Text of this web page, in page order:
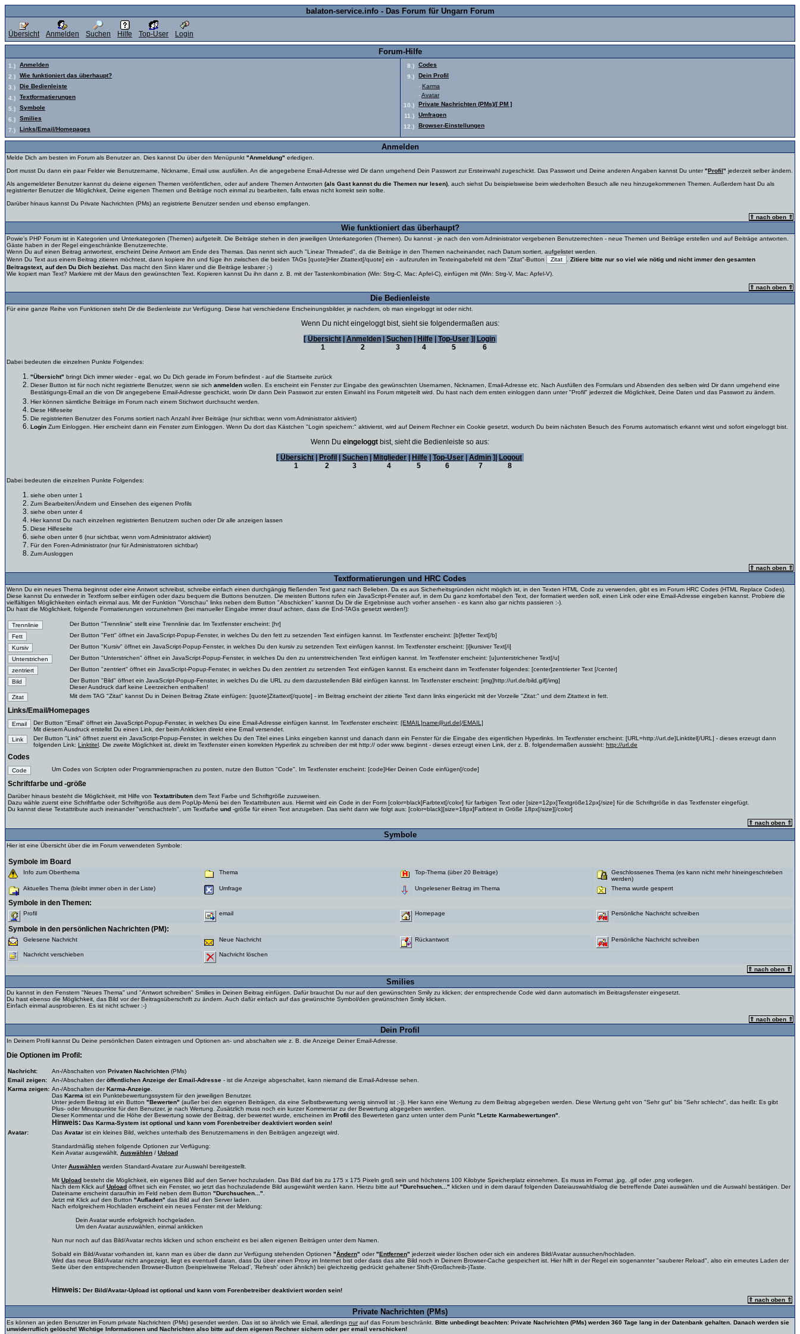
balaton-service.info - Das Forum für Ungarn Forum
Übersicht Anmelden Suchen Hilfe Top-User Login
Forum-Hilfe
1.)
Anmelden
2.)
Wie funktioniert das überhaupt?
3.)
Die Bedienleiste
4.)
Textformatierungen
5.)
Symbole
6.)
Smilies
7.)
Links/Email/Homepages
8.)
Codes
9.)
Dein Profil
- Karma
-Avatar
10.)
Private Nachrichten (PMs)/[ PM ]
11.)
Umfragen
12.)
Browser-Einstellungen
Anmelden
Melde Dich am besten im Forum als Benutzer an. Dies kannst Du über den Menüpunkt "Anmeldung" erledigen.
Dort musst Du dann ein paar Felder wie Benutzername, Nickname, Email usw. ausfüllen. An die angegebene Email-Adresse wird Dir dann umgehend Dein Passwort zur Ersteinwahl zugeschickt. Das Passwort und Deine anderen Angaben kannst Du unter"Profil" jederzeit selber ändern.
Als angemeldeter Benutzer kannst du deiene eigenen Themen veröfentlichen, oder auf andere Themen Antworten (als Gast kannst du die Themen nur lesen) , auch siehst Du beispielsweise beim wiederholten Besuch alle neu hinzugekommenen Themen. Außerdem hast Du als
registrierter Benutzer die Möglichkeit, Deine eigenen Themen und Beiträge noch einmal zu bearbeiten, falls etwas nicht korrekt sein sollte.
Darüber hinaus kannst Du Private Nachrichten (PMs) an registrierte Benutzer senden und ebenso empfangen.
⇑ nach oben ⇑
Wie funktioniert das überhaupt?
Powie's PHP Forum ist in Kategorien und Unterkategorien (Themen) aufgeteilt. Die Beiträge stehen in den jeweiligen Unterkategorien (Themen). Du kannst - je nach den vom Administrator vergebenen Benutzerrechten - neue Themen und Beiträge erstellen und auf Beiträge antworten.
Gäste haben in der Regel eingeschränkte Benutzerrechte.
Wenn Du auf einen Beitrag antwortest, erscheint Deine Antwort am Ende des Themas. Das nennt sich auch "Linear Threaded", da die Beiträge in den Themen nacheinander, nach Datum sortiert, aufgelistet werden.
Wenn Du Text aus einem Beitrag zitieren möchtest, dann kopiere ihn und füge ihn zwischen die beiden TAGs [quote]Hier Zitattext[/quote] ein - aufzurufen im Texteingabefeld mit dem "Zitat"-Button
Zitiere bitte nur so viel wie nötig und nicht immer den gesamten
Beitragstext, auf den Du Dich beziehst. Das macht den Sinn klarer und die Beiträge lesbarer ;-)
Wie kopiert man Text? Markiere mit der Maus den gewünschten Text. Kopieren kannst Du ihn dann z. B. mit der Tastenkombination (Win: Strg-C, Mac: Apfel-C), einfügen mit (Win: Strg-V, Mac: Apfel-V).
⇑ nach oben ⇑
Die Bedienleiste
Für eine ganze Reihe von Funktionen steht Dir die Bedienleiste zur Verfügung. Diese hat verschiedene Erscheinungsbilder, je nachdem, ob man eingeloggt ist oder nicht.
Wenn Du nicht eingeloggt bist, sieht sie folgendermaßen aus:
[ Übersicht Anmelden Suchen Hilfe Top-User]
Login
1
2 3 4 5 6
Dabei bedeuten die einzelnen Punkte Folgendes:
"Übersicht" bringt Dich immer wieder - egal, wo Du Dich gerade im Forum befindest - auf die Startseite zurück
Dieser Button ist für noch nicht registrierte Benutzer, wenn sie sich anmelden wollen. Es erscheint ein Fenster zur Eingabe des gewünschten Usernamen, Nicknamen, Email-Adresse etc. Nach Ausfüllen des Formulars und Absenden des selben wird Dir dann umgehend eine
Bestätigungs-Email an die von Dir angegebene Email-Adresse geschickt, worin Dir dann Dein Passwort zur ersten Einwahl ins Forum mitgeteilt wird. Du hast nach dem ersten einloggen dann unter "Profil" jederzeit die Möglichkeit, Deine Daten und das Passwort zu ändern.
Hier können sämtliche Beiträge im Forum nach einem Stichwort durchsucht werden.
Diese Hilfeseite
Die registrierten Benutzer des Forums sortiert nach Anzahl ihrer Beiträge (nur sichtbar, wenn vom Administrator aktiviert)
Login Zum Einloggen. Hier erscheint dann ein Fenster zum Einloggen. Wenn Du dort das Kästchen "Login speichern:" aktivierst, wird auf Deinem Rechner ein Cookie gesetzt, wodurch Du beim nächsten Besuch des Forums automatisch erkannt wirst und sofort eingeloggt bist.
Wenn Du eingeloggt bist, sieht die Bedienleiste so aus:
[ Übersicht Profil Suchen Mitglieder Hilfe Top-User Admin ]
Logout
1
2 3 4 5 6 7 8
Dabei bedeuten die einzelnen Punkte Folgendes:
siehe oben unter 1
Zum Bearbeiten/Ändern und Einsehen des eigenen Profils
siehe oben unter 4
Hier kannst Du nach einzelnen registrierten Benutzern suchen oder Dir alle anzeigen lassen
Diese Hilfeseite
siehe oben unter 6 (nur sichtbar, wenn vom Administrator aktiviert)
Für den Foren-Administrator (nur für Administratoren sichtbar)
Zum Ausloggen
⇑ nach oben ⇑
Textformatierungen und HRC Codes
Wenn Du ein neues Thema beginnst oder eine Antwort schreibst, schreibe einfach einen durchgängig fließenden Text ganz nach Belieben. Da es aus Sicherheitsgründen nicht möglich ist, in den Texten HTML Code zu verwenden, gibt es im Forum HRC Codes (HTML Replace Codes).
Diese kannst Du entweder in Textform selber einfügen oder dazu bequem die Buttons benutzen. Die meisten Buttons rufen ein JavaScript-Fenster auf, in dem Du ganz komfortabel den Text, der formatiert werden soll, einen Link oder eine Email-Adresse eingeben kannst. Probiere die
vielfältigen Möglichkeiten einfach einmal aus. Mit der Funktion "Vorschau" links neben dem Button "Abschicken" kannst Du Dir die Ergebnisse auch vorher ansehen - es kann also gar nichts passieren :-).
Du hast die Möglichkeit, folgende Formatierungen vorzunehmen (bei manueller Eingabe immer drauf achten, dass die End-TAGs gesetzt werden!):
Der Button "Trennlinie" stellt eine Trennlinie dar. Im Textfenster erscheint: [hr]
Der Button "Fett" öffnet ein JavaScript-Popup-Fenster, in welches Du den fett zu setzenden Text einfügen kannst. Im Textfenster erscheint: [b]fetter Text[/b]
Der Button "Kursiv" öffnet ein JavaScript-Popup-Fenster, in welches Du den kursiv zu setzenden Text einfügen kannst. Im Textfenster erscheint: [i]kursiver Text[/i]
Der Button "Unterstrichen" öffnet ein JavaScript-Popup-Fenster, in welches Du den zu unterstreichenden Text einfügen kannst. Im Textfenster erscheint: [u]unterstrichener Text[/u]
Der Button "zentriert" öffnet ein JavaScript-Popup-Fenster, in welches Du den zentriert zu setzenden Text einfügen kannst. Es erscheint dann im Textfenster folgendes: [center]zentrierter Text [/center]
Der Button "Bild" öffnet ein JavaScript-Popup-Fenster, in welches Du die URL zu dem darzustellenden Bild einfügen kannst. Im Textfenster erscheint: [img]http://url.de/bild.gif[/img]
Dieser Ausdruck darf keine Leerzeichen enthalten!
Mit dem TAG "Zitat" kannst Du in Deinen Beitrag Zitate einfügen: [quote]Zitattext[/quote] - im Beitrag erscheint der zitierte Text dann links eingerückt mit der Vorzeile "Zitat:" und dem Zitattext in fett.
Links/Email/Homepages
Der Button "Email" öffnet ein JavaScript-Popup-Fenster, in welches Du eine Email-Adresse einfügen kannst. Im Textfenster erscheint: [EMAIL]name@url.de[/EMAIL]
Mit diesem Ausdruck erstellst Du einen Link, der beim Anklicken direkt eine Email versendet.
Der Button "Link" öffnet zuerst ein JavaScript-Popup-Fenster, in welches Du den Titel eines Links eingeben kannst und danach dann ein Fenster für die Eingabe des eigentlichen Hyperlinks. Im Textfenster erscheint: [URL=http://url.de]Linktitel[/URL] - dieses erzeugt dann
folgenden Link: Linktitel . Die zweite Möglichkeit ist, direkt im Textfenster einen korrekten Hyperlink zu schreiben der mit http:// oder www. beginnt - dieses erzeugt einen Link, der z. B. folgendermaßen aussieht: http://url.de
Codes
Um Codes von Scripten oder Programmiersprachen zu posten, nutze den Button "Code". Im Textfenster erscheint: [code]Hier Deinen Code einfügen[/code]
Schriftfarbe und -größe
Darüber hinaus besteht die Möglichkeit, mit Hilfe von Textattributen dem Text Farbe und Schriftgröße zuzuweisen.
Dazu wähle zuerst eine Schriftfarbe oder Schriftgröße aus dem PopUp-Menü bei den Textattributen aus. Hiermit wird ein Code in der Form [color=black]Farbtext[/color] für farbigen Text oder [size=12px]Textgröße12px[/size] für die Schriftgröße in das Textfenster eingefügt.
Du kannst diese Textattribute auch ineinander "verschachteln", um Textfarbe und -größe für einen Text anzugeben. Das sieht dann wie folgt aus: [color=black][size=18px]Farbtext in Größe 18px[/size][/color]
⇑ nach oben ⇑
Symbole
Hier ist eine Übersicht über die im Forum verwendeten Symbole:
Symbole im Board
Info zum Oberthema Thema Top-Thema (über 20 Beiträge)
Geschlossenes Thema (es kann nicht mehr hineingeschrieben
werden)
Aktuelles Thema (bleibt immer oben in der Liste)
Umfrage Ungelesener Beitrag im Thema Thema wurde gesperrt
Symbole in den Themen:
Profil email Homepage Persönliche Nachricht schreiben
Symbole in den persönlichen Nachrichten (PM):
Gelesene Nachricht Neue Nachricht Rückantwort Persönliche Nachricht schreiben
Nachricht verschieben Nachricht löschen
⇑ nach oben ⇑
Smilies
Du kannst in den Fenstern "Neues Thema" und "Antwort schreiben" Smilies in Deinen Beitrag einfügen. Dafür brauchst Du nur auf den gewünschten Smily zu klicken; der entsprechende Code wird dann automatisch im Beitragsfenster eingesetzt.
Du hast ebenso die Möglichkeit, das Bild vor der Beitragsüberschrift zu ändern. Auch dafür einfach auf das gewünschte Symbol/den gewünschten Smily klicken.
Einfach einmal ausprobieren. Es ist nicht schwer :-)
⇑ nach oben ⇑
Dein Profil
In Deinem Profil kannst Du Deine persönlichen Daten eintragen und Optionen an- und abschalten wie z. B. die Anzeige Deiner Email-Adresse.
Die Optionen im Profil:
Nachricht: An-/Abschalten von Privaten Nachrichten (PMs)
Email zeigen:
An-/Abschalten deröffentlichen Anzeige der Email-Adresse - ist die Anzeige abgeschaltet, kann niemand die Email-Adresse sehen.
Karma zeigen: An-/Abschalten derKarma-Anzeige
Das Karma ist ein Punktebewertungssystem für den jeweiligen Benutzer.
Unter jedem Beitrag ist ein Button "Bewerten" (außer bei den eigenen Beiträgen, da eine Selbstbewertung wenig sinnvoll ist ;-)). Hier kann eine Wertung zu dem Beitrag abgegeben werden. Diese Wertung geht von "Sehr gut" bis "Sehr schlecht", das heißt: Es gibt
Plus- oder Minuspunkte für den Benutzer, je nach Wertung. Zusätzlich muss noch ein kurzer Kommentar zu der Bewertung abgegeben werden.
Dieser Kommentar und die Höhe der Bewertung sowie der Beitrag, der bewertet wurde, erscheinen im Profil des Bewerteten ganz unten unter dem Punkt "Letzte Karmabewertungen"
Hinweis: Das Karma-System ist optional und kann vom Forenbetreiber deaktiviert worden sein!
Avatar:
Das Avatar ist ein kleines Bild, welches unterhalb des Benutzernamens in den Beiträgen angezeigt wird.
Standardmäßig stehen folgende Optionen zur Verfügung:
Kein Avatar ausgewählt, Auswählen / Upload
UnterAuswählen werden Standard-Avatare zur Auswahl bereitgestellt.
Mit Upload besteht die Möglichkeit, ein eigenes Bild auf den Server hochzuladen. Das Bild darf bis zu 175 x 175 Pixeln groß sein und höchstens 100 Kilobyte Speicherplatz einnehmen. Es muss im Format .jpg, .gif oder .png vorliegen.
Nach dem Klick auf Upload öffnet sich ein Fenster, wo jetzt das hochzuladende Bild ausgewählt werden kann. Hierzu bitte auf "Durchsuchen..." klicken und in dem darauf folgenden Dateiauswahldialog die betreffende Datei auswählen und die Auswahl bestätigen. Der
Dateiname erscheint daraufhin im Feld neben dem Button "Durchsuchen..."
Jetzt mit Klick auf den Button "Aufladen" das Bild auf den Server laden.
Nach erfolgreichem Hochladen erscheint ein neues Fenster mit der Meldung:
Dein Avatar wurde erfolgreich hochgeladen.
Um den Avatar auszuwählen, einmal anklicken
Nun nur noch auf das Bild/Avatar rechts klicken und schon erscheint es bei allen eigenen Beiträgen unter dem Namen.
Sobald ein Bild/Avatar vorhanden ist, kann man es über die dann zur Verfügung stehenden Optionen "Ändern" oder"Entfernen" jederzeit wieder löschen oder sich ein anderes Bild/Avatar aussuchen/hochladen.
Wird das neue Bild/Avatar nicht angezeigt, liegt es eventuell daran, dass Du über einen Proxy im Internet bist oder dass das alte Bild noch in Deinem Browser-Cache gespeichert ist. Hier hilft in der Regel ein sogenannter "sauberer Reload", also ein erneutes Laden der
Seite über den entsprechenden Browser-Button (beispielsweise 'Reload', 'Refresh' oder ähnlich) bei gleichzeitig gedrückt gehaltener Shift-(Großschreib-)Taste.
Hinweis: Der Bild/Avatar-Upload ist optional und kann vom Forenbetreiber deaktiviert worden sein!
⇑ nach oben ⇑
Private Nachrichten (PMs)
Es können an jeden Benutzer im Forum private Nachrichten (PMs) gesendet werden. Das ist so ähnlich wie Email, allerdings nurauf das Forum beschränkt. Bitte unbedingt beachten: Private Nachrichten (PMs) werden 360 Tage lang in der Datenbank gehalten. Danach werden sie
unwiderruflich gelöscht! Wichtige Informationen und Nachrichten also bitte auf dem eigenen Rechner sichern oder per email verschicken!